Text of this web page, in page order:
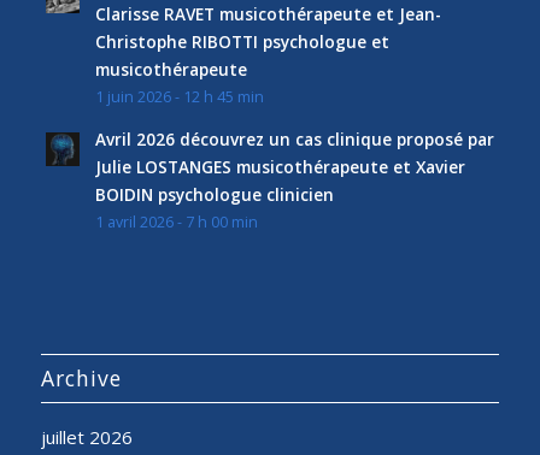
Clarisse RAVET musicothérapeute et Jean-
Christophe RIBOTTI psychologue et
musicothérapeute
1 juin 2026 - 12 h 45 min
Avril 2026 découvrez un cas clinique proposé par
Julie LOSTANGES musicothérapeute et Xavier
BOIDIN psychologue clinicien
1 avril 2026 - 7 h 00 min
Archive
juillet 2026